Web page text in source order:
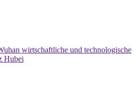
wirtschaftliche und technologische
Hubei